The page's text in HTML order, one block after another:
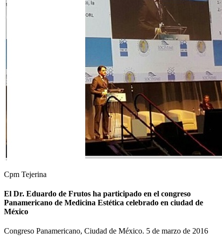
Cpm Tejerina
El Dr. Eduardo de Frutos ha participado en el congreso
Panamericano de Medicina Estética celebrado en ciudad de
México
Congreso Panamericano, Ciudad de México. 5 de marzo de 2016